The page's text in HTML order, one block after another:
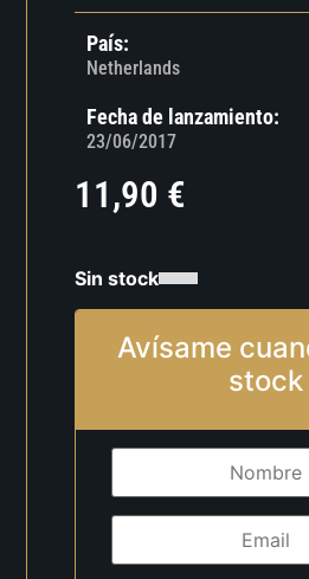
País:
Netherlands
Fecha de lanzamiento:
23/06/2017
11,90 €
Sin stock
Avísame
stock